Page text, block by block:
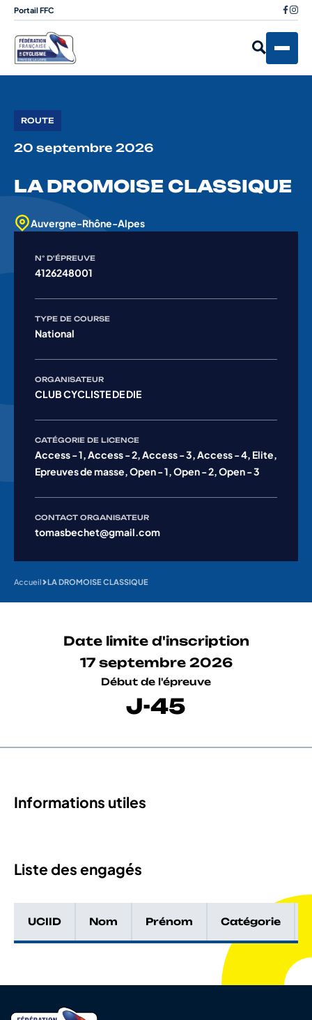
Portail FFC
ROUTE
20 septembre 2026
LA DROMOISE CLASSIQUE
Auvergne-Rhône-Alpes
N° D'ÉPREUVE
4126248001
TYPE DE COURSE
National
ORGANISATEUR
CLUB CYCLISTE DE DIE
CATÉGORIE DE LICENCE
Access - 1, Access - 2, Access - 3, Access - 4, Elite,
Epreuves de masse, Open - 1, Open - 2, Open - 3
CONTACT ORGANISATEUR
tomasbechet@gmail.com
Accueil LA DROMOISE CLASSIQUE
Date limite d'inscription
17 septembre 2026
Début de l'épreuve
J-45
Informations utiles
Liste des engagés
UCIID Nom Prénom Catégorie